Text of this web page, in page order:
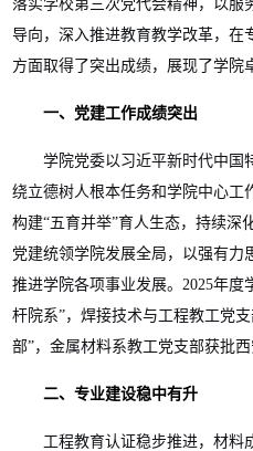
落实学校第三次党代会精神，以服
导向，深入推进教育教学改革，在
方面取得了突出成绩，展现了学院
一、党建工作成绩突出
学院党委以习近平新时代中国
绕立德树人根本任务和学院中心工
构建“五育并举”育人生态，持续深
党建统领学院发展全局，以强有力
推进学院各项事业发展。2025年度
杆院系”，焊接技术与工程教工党
部”，金属材料系教工党支部获批
二、专业建设稳中有升
工程教育认证稳步推进，材料